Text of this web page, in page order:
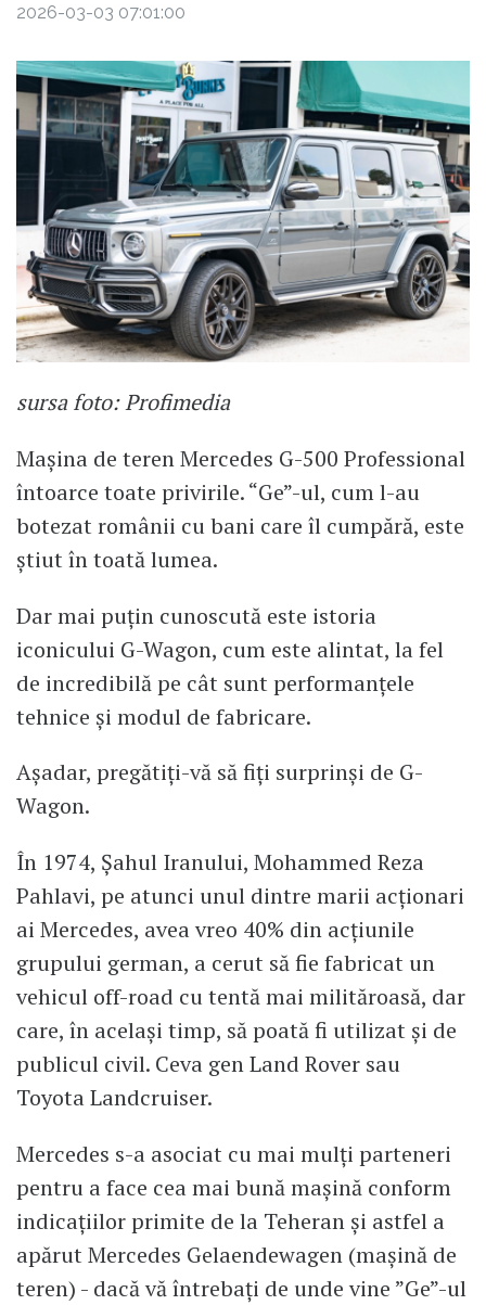
2026-03-03 07:01:00
sursa foto: Profimedia
Mașina de teren Mercedes G-500 Professional
întoarce toate privirile. “Ge”-ul, cum l-au
botezat românii cu bani care îl cumpără, este
știut în toată lumea.
Dar mai puțin cunoscută este istoria
iconicului G-Wagon, cum este alintat, la fel
de incredibilă pe cât sunt performanțele
tehnice și modul de fabricare.
Așadar, pregătiți-vă să fiți surprinși de G-
Wagon.
În 1974, Șahul Iranului, Mohammed Reza
Pahlavi, pe atunci unul dintre marii acționari
ai Mercedes, avea vreo 40% din acțiunile
grupului german, a cerut să fie fabricat un
vehicul off-road cu tentă mai milităroasă, dar
care, în același timp, să poată fi utilizat și de
publicul civil. Ceva gen Land Rover sau
Toyota Landcruiser.
Mercedes s-a asociat cu mai mulți parteneri
pentru a face cea mai bună mașină conform
indicațiilor primite de la Teheran și astfel a
apărut Mercedes Gelaendewagen (mașină de
teren) - dacă vă întrebați de unde vine ”Ge”-ul